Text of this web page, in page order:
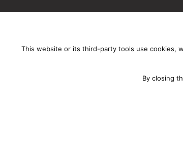
All
This website or its third-party tools use cookies,
By closing